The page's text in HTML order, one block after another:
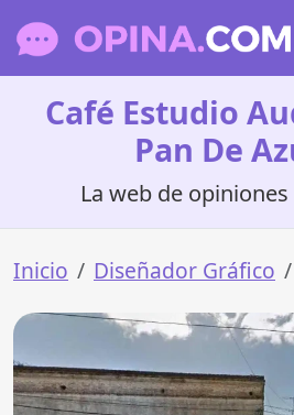
Café Estudio
Pan De
La web de
Inicio Diseñador Gráfico